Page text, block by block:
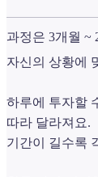
과정은 3개월 ~
자신의 상황에
하루에 투자할
따라 달라져요.
기간이 길수록